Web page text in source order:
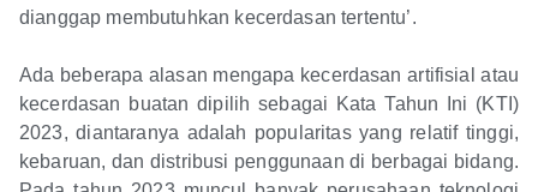
dianggap membutuhkan kecerdasan tertentu’.
Ada beberapa alasan mengapa kecerdasan artifisial atau
kecerdasan buatan dipilih sebagai Kata Tahun Ini (KTI)
2023, diantaranya adalah popularitas yang relatif tinggi,
kebaruan, dan distribusi penggunaan di berbagai bidang.